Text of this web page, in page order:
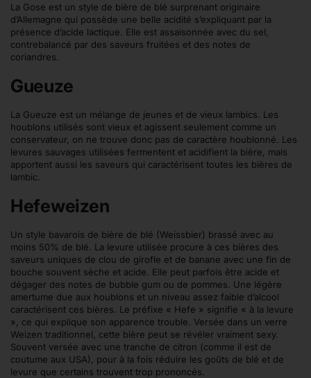
La Gose est un style de bière de blé surprenant originaire
d’Allemagne qui possède une belle acidité s’expliquant par la
présence d’acide lactique. Elle est assaisonnée avec du sel,
contrebalancé par des saveurs fruitées et des notes de
coriandres.
Gueuze
La Gueuze est un mélange de jeunes et de vieux lambics. Les
houblons utilisés sont vieux et agissent seulement comme un
conservateur, on ne trouve donc pas de caractère houblonné. Les
levures sauvages utilisées fermentent et acidifient la bière, mais
apportent aussi les saveurs qui caractérisent toutes les bières de
lambic.
Hefeweizen
Un style bavarois de bière de blé (Weissbier) brassé avec au
moins 50% de blé. La levure utilisée procure à ces bières des
saveurs uniques de clou de girofle et de banane avec une fin de
bouche souvent sèche et acide. Elle peut parfois être acide et
dégager des notes de bubble gum ou de pommes. Une légère
amertume due aux houblons et un niveau assez faible d’alcool
caractérisent ces bières. Le préfixe « Hefe » signifie « à la levure
», ce qui explique son apparence trouble. Versée dans un verre
Weizen traditionnel, cette bière peut se révéler vraiment sexy.
Souvent versée avec une tranche de citron (comme il est de
coutume aux USA), pour à la fois réduire les goûts de blé et de
levure que certains trouvent trop prononcés.